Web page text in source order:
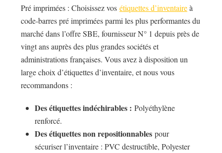
Pré imprimées : Choisissez vos étiquettes d’inventaireà
code-barres pré imprimées parmi les plus performantes du
marché dans l’offre SBE, fournisseur N° 1 depuis près de
vingt ans auprès des plus grandes sociétés et
administrations françaises. Vous avez à disposition un
large choix d’étiquettes d’inventaire, et nous vous
recommandons :
Des étiquettes indéchirables : Polyéthylène
renforcé.
Des étiquettes non repositionnables pour
sécuriser l’inventaire : PVC destructible, Polyester